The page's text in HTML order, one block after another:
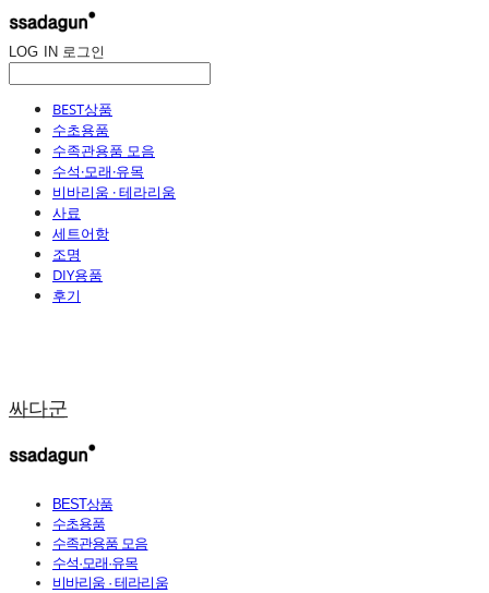
LOG IN 로그인
BEST상품
수초용품
수족관용품 모음
수석·모래·유목
비바리움 · 테라리움
사료
세트어항
조명
DIY용품
후기
싸다군
BEST상품
수초용품
수족관용품 모음
수석·모래·유목
비바리움 · 테라리움